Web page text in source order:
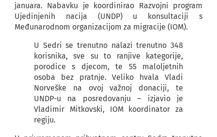
januara. Nabavku je koordinirao Razvojni program
Ujedinjenih nacija (UNDP) u konsultaciji s
Međunarodnom organizacijom za migracije (IOM).
U Sedri se trenutno nalazi trenutno 348
korisnika, sve su to ranjive kategorije,
porodice s djecom, te 55 maloljetnih
osoba bez pratnje. Veliko hvala Vladi
Norveške na ovoj važnoj donaciji, te
UNDP-u na posredovanju – izjavio je
Vladimir Mitkovski, IOM koordinator za
regiju.